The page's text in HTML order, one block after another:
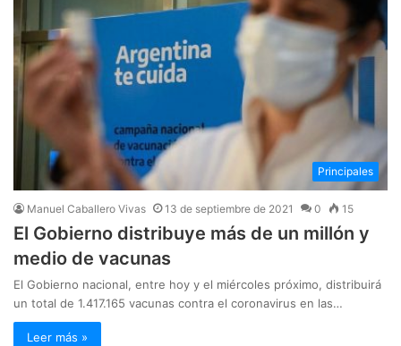
Principales
Manuel Caballero Vivas 13 de septiembre de 2021 0 15
El Gobierno distribuye más de un millón y
medio de vacunas
El Gobierno nacional, entre hoy y el miércoles próximo, distribuirá
un total de 1.417.165 vacunas contra el coronavirus en las…
Leer más »